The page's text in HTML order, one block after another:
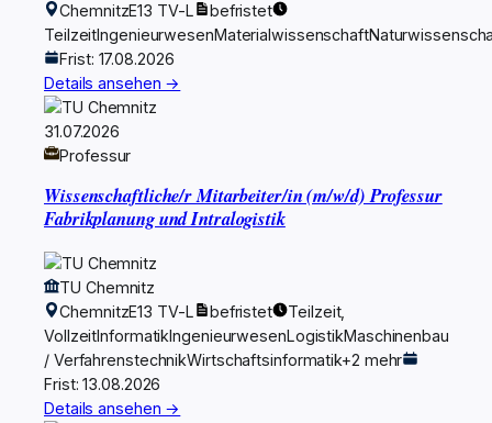
ChemnitzE13 TV-L
befristet
TeilzeitIngenieurwesenMaterialwissenschaft
Frist: 17.08.2026
Details ansehen →
31.07.2026
Professur
Wissenschaftliche/r Mitarbeiter/in (m/w/d) Professur
Fabrikplanung und Intralogistik
TU Chemnitz
ChemnitzE13 TV-L befristet
Teilzeit,
VollzeitInformatikIngenieurwesenLogistikMaschinenbau
/ VerfahrenstechnikWirtschaftsinformatik+2 mehr
Frist: 13.08.2026
Details ansehen →